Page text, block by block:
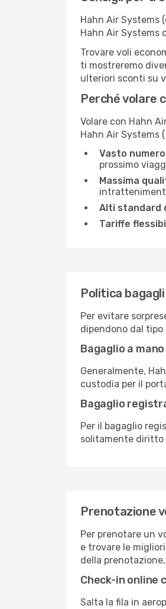
Hahn Air Systems
Hahn Air Systems
Trovare voli
ti mostreremo
ulteriori sconti su
Perché volare
Volare con Hahn
Hahn Air Systems
Vasto
prossimo
Massima
Alti standard
Tariffe
Politica
Per evitare
dipendono dal
Bagaglio a mano
Generalmente,
custodia per il
Bagaglio
Per il bagaglio
solitamente diritto
Prenotazione
Per prenotare un
e trovare le
della
Check-in online
Salta la fila in